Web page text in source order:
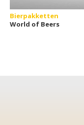
Bierpakketten
World of Beers